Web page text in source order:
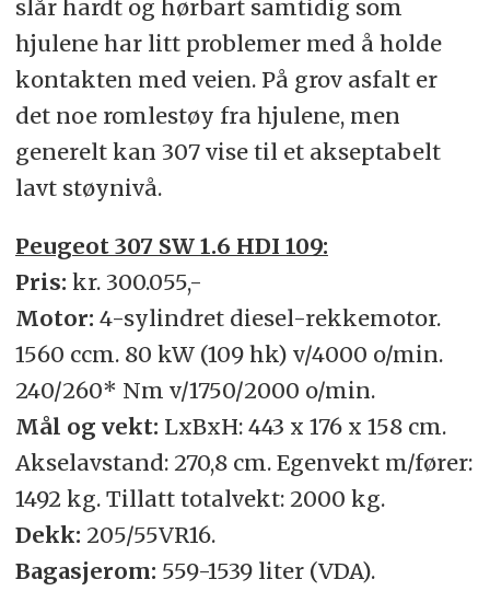
slår hardt og hørbart samtidig som
hjulene har litt problemer med å holde
kontakten med veien. På grov asfalt er
det noe romlestøy fra hjulene, men
generelt kan 307 vise til et akseptabelt
lavt støynivå.
Peugeot 307 SW 1.6 HDI 109:
Pris: kr. 300.055,-
Motor: 4-sylindret diesel-rekkemotor.
1560 ccm. 80 kW (109 hk) v/4000 o/min.
240/260* Nm v/1750/2000 o/min.
Mål og vekt: LxBxH: 443 x 176 x 158 cm.
Akselavstand: 270,8 cm. Egenvekt m/fører:
1492 kg. Tillatt totalvekt: 2000 kg.
Dekk: 205/55VR16.
Bagasjerom: 559-1539 liter (VDA).